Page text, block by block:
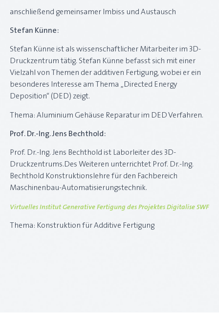
anschließend gemeinsamer Imbiss und Austausch
Stefan Künne:
Stefan Künne ist als wissenschaftlicher Mitarbeiter im 3D-
Druckzentrum tätig. Stefan Künne befasst sich mit einer
Vielzahl von Themen der additiven Fertigung, wobei er ein
besonderes Interesse am Thema „Directed Energy
Deposition“ (DED) zeigt.
Thema: Aluminium Gehäuse Reparatur im DED Verfahren.
Prof. Dr.-Ing. Jens Bechthold:
Prof. Dr.-Ing. Jens Bechthold ist Laborleiter des 3D-
Druckzentrums.Des Weiteren unterrichtet Prof. Dr.-Ing.
Bechthold Konstruktionslehre für den Fachbereich
Maschinenbau-Automatisierungstechnik.
Virtuelles Institut Generative Fertigung des Projektes Digitalise SWF
Thema: Konstruktion für Additive Fertigung